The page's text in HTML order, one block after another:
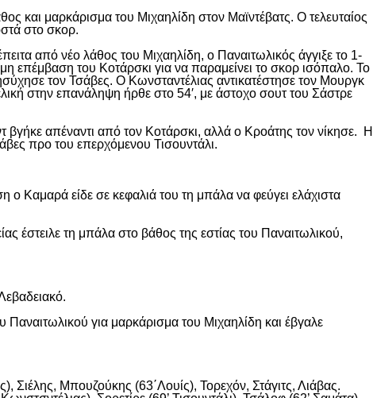
και μαρκάρισμα του Μιχαηλίδη στον Μαϊντέβατς. Ο τελευταίος
στο σκορ.
από νέο λάθος του Μιχαηλίδη, ο Παναιτωλικός άγγιξε το 1-
επέμβαση του Κοτάρσκι για να παραμείνει το σκορ ισόπαλο. Το
τον Τσάβες. Ο Κωνσταντέλιας αντικατέστησε τον Μουργκ
στην επανάληψη ήρθε στο 54′, με άστοχο σουτ του Σάστρε
απέναντι από τον Κοτάρσκι, αλλά ο Κροάτης τον νίκησε. Η
προ του επερχόμενου Τισουντάλι.
Καμαρά είδε σε κεφαλιά του τη μπάλα να φεύγει ελάχιστα
έστειλε τη μπάλα στο βάθος της εστίας του Παναιτωλικού,
για μαρκάρισμα του Μιχαηλίδη και έβγαλε
Μπουζούκης (63΄Λουίς), Τορεχόν, Στάγιτς, Λιάβας.